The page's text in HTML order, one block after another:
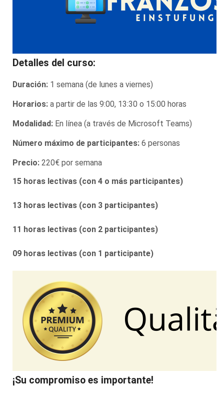
Detalles del curso:
Duración: 1 semana (de lunes a viernes)
Horarios: a partir de las 9:00, 13:30 o 15:00 horas
Modalidad: En línea (a través de Microsoft Teams)
Número máximo de participantes: 6 personas
Precio: 220€ por semana
15 horas lectivas (con 4 o más participantes)
13 horas lectivas (con 3 participantes)
11 horas lectivas (con 2 participantes)
09 horas lectivas (con 1 participante)
¡Su compromiso es importante!